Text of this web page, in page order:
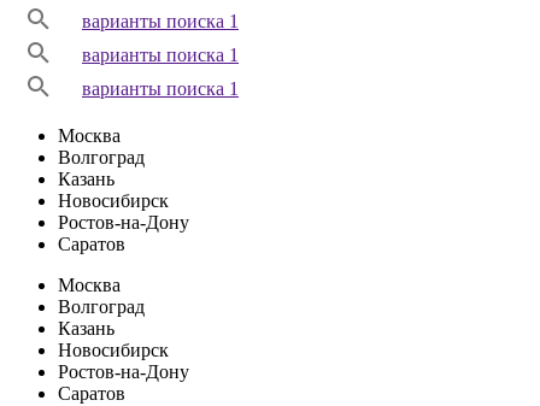
варианты поиска 1
варианты поиска 1
варианты поиска 1
Москва
Волгоград
Казань
Новосибирск
Ростов-на-Дону
Саратов
Москва
Волгоград
Казань
Новосибирск
Ростов-на-Дону
Саратов